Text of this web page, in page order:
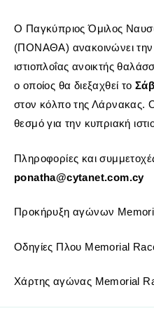
Ο Παγκύπριος Όμιλος
(ΠΟΝΑΘΑ) ανακοινώνει
ιστιοπλοΐας ανοικτής
ο οποίος θα διεξαχθεί το
στον κόλπο της Λάρνακας.
θεσμό για την κυπριακή
Πληροφορίες και
ponatha@cytanet.com.cy
Προκήρυξη αγώνων
Οδηγίες Πλου Memorial
Χάρτης αγώνας Memorial